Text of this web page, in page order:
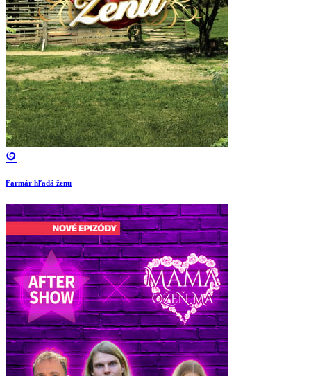
Farmár hľadá ženu